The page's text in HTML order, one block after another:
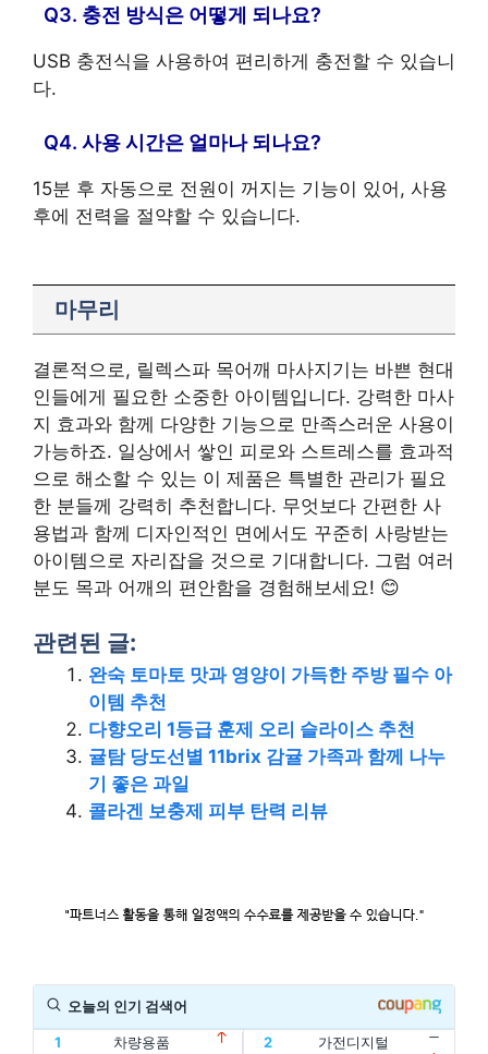
Q3. 충전 방식은 어떻게 되나요?
USB 충전식을 사용하여 편리하게 충전할 수 있습니
다.
Q4. 사용 시간은 얼마나 되나요?
15분 후 자동으로 전원이 꺼지는 기능이 있어, 사용
후에 전력을 절약할 수 있습니다.
마무리
결론적으로, 릴렉스파 목어깨 마사지기는 바쁜 현대
인들에게 필요한 소중한 아이템입니다. 강력한 마사
지 효과와 함께 다양한 기능으로 만족스러운 사용이
가능하죠. 일상에서 쌓인 피로와 스트레스를 효과적
으로 해소할 수 있는 이 제품은 특별한 관리가 필요
한 분들께 강력히 추천합니다. 무엇보다 간편한 사
용법과 함께 디자인적인 면에서도 꾸준히 사랑받는
아이템으로 자리잡을 것으로 기대합니다. 그럼 여러
분도 목과 어깨의 편안함을 경험해보세요! 😊
관련된 글:
완숙 토마토 맛과 영양이 가득한 주방 필수 아
이템 추천
다향오리 1등급 훈제 오리 슬라이스 추천
귤탐 당도선별 11brix 감귤 가족과 함께 나누
기 좋은 과일
콜라겐 보충제 피부 탄력 리뷰
오늘의 인기 검색어
1
차량용품
2
가전디지털